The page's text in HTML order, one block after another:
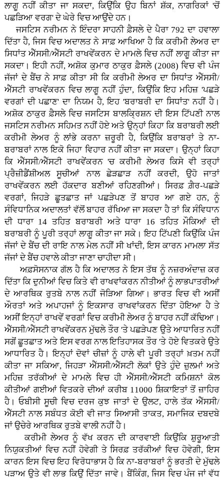
ਲਾਗੂ ਨਹੀਂ ਕੀਤਾ ਜਾ ਸਕਦਾ, ਕਿਉਂਕਿ ਉਹ ਬਿਨਾਂ ਸ਼ੱਕ, ਨਾਗਰਿਕਾਂ 'ਚੋਂ
ਪਛੜਿਆ ਵਰਗ' ਦੇ ਘੇਰੇ ਵਿਚ ਆਉਂਦੇ ਹਨ।
ਜਸਟਿਸ ਨਰੀਮਨ ਨੇ ਇੰਦਰਾ ਸਾਹਨੀ ਫ਼ੈਸਲੇ ਦੇ ਪੈਰਾ 792 ਦਾ ਹਵਾਲਾ
ਦਿੱਤਾ ਹੈ, ਜਿਸ ਵਿਚ ਅਦਾਲਤ ਨੇ ਸਾਫ਼ ਆਖਿਆ ਹੈ ਕਿ ਕਰੀਮੀ ਲੇਅਰ ਦਾ
ਸਿਧਾਂਤ ਐੱਸਸੀ/ਐੱਸਟੀ ਰਾਖਵੇਂਕਰਨ ਦੇ ਮਾਮਲੇ ਵਿਚ ਨਹੀਂ ਲਾਗੂ ਕੀਤਾ ਜਾ
ਸਕਦਾ। ਇਹੀ ਨਹੀਂ, ਅਸ਼ੋਕ ਕੁਮਾਰ ਠਾਕੁਰ ਫ਼ੈਸਲੇ (2008) ਵਿਚ ਵੀ ਪੰਜ
ਜੱਜਾਂ ਦੇ ਬੈਂਚ ਨੇ ਸਾਫ਼ ਕੀਤਾ ਸੀ ਕਿ ਕਰੀਮੀ ਲੇਅਰ ਦਾ ਸਿਧਾਂਤ ਐੱਸਸੀ/
ਐੱਸਟੀ ਰਾਖਵੇਂਕਰਨ ਵਿਚ ਲਾਗੂ ਨਹੀਂ ਹੁੰਦਾ, ਕਿਉਂਕਿ ਇਹ ਮਹਿਜ਼ 'ਪਛੜੇ
ਵਰਗਾਂ ਦੀ ਪਛਾਣ' ਦਾ ਨਿਯਮ ਹੈ, ਇਹ 'ਬਰਾਬਰੀ ਦਾ ਸਿਧਾਂਤ' ਨਹੀਂ ਹੈ।
ਅਸ਼ੋਕ ਠਾਕੁਰ ਫ਼ੈਸਲੇ ਵਿਚ ਜਸਟਿਸ ਬਾਲਕ੍ਰਿਸ਼ਨ ਦੀ ਇਸ ਟਿੱਪਣੀ ਨਾਲ
ਜਸਟਿਸ ਨਰੀਮਨ ਸਹਿਮਤ ਨਹੀਂ ਹੋਏ ਅਤੇ ਉਨ੍ਹਾਂ ਕਿਹਾ ਕਿ ਬਰਾਬਰੀ ਲਈ
ਕਰੀਮੀ ਲੇਅਰ ਨੂੰ ਲਾਂਭੇ ਕਰਨਾ ਜ਼ਰੂਰੀ ਹੈ, ਕਿਉਂਕਿ ਬਰਾਬਰਾਂ ਤੇ ਨਾ-
ਬਰਾਬਰਾਂ ਨਾਲ ਇਕੋ ਜਿਹਾ ਵਿਹਾਰ ਨਹੀਂ ਕੀਤਾ ਜਾ ਸਕਦਾ। ਉਨ੍ਹਾਂ ਕਿਹਾ
ਕਿ ਐੱਸਸੀ/ਐੱਸਟੀ ਰਾਖਵੇਂਕਰਨ 'ਚ ਕਰੀਮੀ ਲੇਅਰ ਕਿਸੇ ਵੀ ਤਰ੍ਹਾਂ
ਪ੍ਰੈਜ਼ੀਡੈਂਸ਼ੀਅਲ ਸੂਚੀਆਂ ਨਾਲ ਛੇੜਛਾੜ ਨਹੀਂ ਕਰਦੀ, ਉਹੋ ਜਾਤਾਂ
ਰਾਖਵੇਂਕਰਨ ਲਈ ਹੱਕਦਾਰ ਬਣੀਆਂ ਰਹਿਣਗੀਆਂ। ਸਿਰਫ਼ ਗ਼ੈਰ-ਪਛੜੇ
ਵਰਗਾਂ, ਜਿਹੜੇ ਛੂਤਛਾਤ ਜਾਂ ਪਛੜੇਪਣ ਤੋਂ ਬਾਹਰ ਆ ਗਏ ਹਨ, ਨੂੰ
ਸੰਵਿਧਾਨਿਕ ਅਦਾਲਤਾਂ ਵੱਲੋਂ ਬਾਹਰ ਰੱਖਿਆ ਜਾ ਸਕਦਾ ਹੈ ਤਾਂ ਕਿ ਸੰਵਿਧਾਨ
ਦੀ ਧਾਰਾ 14 ਤਹਿਤ ਬਰਾਬਰੀ ਅਤੇ ਧਾਰਾ 16 ਤਹਿਤ ਮੌਕਿਆਂ ਦੀ
ਬਰਾਬਰੀ ਨੂੰ ਪੂਰੀ ਤਰ੍ਹਾਂ ਲਾਗੂ ਕੀਤਾ ਜਾ ਸਕੇ। ਇਹ ਟਿੱਪਣੀ ਕਿਉਂਕਿ ਪੰਜ
ਜੱਜਾਂ ਦੇ ਬੈਂਚ ਦੀ ਰਾਇ ਨਾਲ ਮੇਲ ਨਹੀਂ ਸੀ ਖਾਂਦੀ, ਇਸ ਕਾਰਨ ਮਾਮਲਾ ਸੱਤ
ਜੱਜਾਂ ਦੇ ਬੈਂਚ ਹਵਾਲੇ ਕੀਤਾ ਜਾਣਾ ਚਾਹੀਦਾ ਸੀ।
ਅਫ਼ਸੋਸਨਾਕ ਗੱਲ ਹੈ ਕਿ ਅਦਾਲਤ ਨੇ ਇਸ ਤੱਥ ਨੂੰ ਨਜ਼ਰਅੰਦਾਜ਼ ਕਰ
ਦਿੱਤਾ ਕਿ ਦੁਨੀਆਂ ਵਿਚ ਕਿਤੇ ਵੀ ਰਾਖਵਾਂਕਰਨ ਨੀਤੀਆਂ ਨੂੰ ਲਾਭਪਾਤਰੀਆਂ
ਦੇ ਆਰਥਿਕ ਰੁਤਬੇ ਨਾਲ ਨਹੀਂ ਜੋੜਿਆ ਗਿਆ। ਭਾਰਤ ਵਿਚ ਵੀ ਅਸੀਂ
ਔਰਤਾਂ ਅਤੇ ਅਪਾਹਜਾਂ ਨੂੰ ਇਕਸਾਰ ਰਾਖਵਾਂਕਰਨ ਦਿੱਤਾ ਹੋਇਆ ਹੈ ਤੇ
ਅਸੀਂ ਇਨ੍ਹਾਂ ਰਾਖਵੇਂ ਵਰਗਾਂ ਵਿਚ ਕਰੀਮੀ ਲੇਅਰ ਨੂੰ ਬਾਹਰ ਨਹੀਂ ਕੱਢਿਆ।
ਐੱਸਸੀ/ਐੱਸਟੀ ਰਾਖਵੇਂਕਰਨ ਮੁੱਢਲੇ ਤੌਰ 'ਤੇ ਪਛੜੇਪਣ ਉਤੇ ਆਧਾਰਿਤ ਨਹੀਂ
ਸਗੋਂ ਛੂਤਛਾਤ ਅਤੇ ਇਸ ਵਰਗ ਨਾਲ ਇਤਿਹਾਸਕ ਤੌਰ 'ਤੇ ਹੋਏ ਵਿਤਕਰੇ ਉਤੇ
ਆਧਾਰਿਤ ਹੈ। ਇਨ੍ਹਾਂ ਦੋਵਾਂ ਚੀਜ਼ਾਂ ਨੂੰ ਹਾਲੇ ਵੀ ਪੂਰੀ ਤਰ੍ਹਾਂ ਖ਼ਤਮ ਨਹੀਂ
ਕੀਤਾ ਜਾ ਸਕਿਆ, ਜਿਹੜਾ ਐੱਸਸੀ/ਐੱਸਟੀ ਲੋਕਾਂ ਉਤੇ ਹੁੰਦੇ ਜ਼ੁਲਮਾਂ ਅਤੇ
ਮਹਿਜ਼ ਤਰੱਕੀਆਂ ਦੇ ਮਾਮਲੇ ਵਿਚ ਹੀ ਐੱਸਸੀ/ਐੱਸਟੀ ਕਮਿਸ਼ਨਾਂ ਕੋਲ
ਕੀਤੀਆਂ ਗਈਆਂ ਵਿਤਕਰੇ ਦੀਆਂ ਕਰੀਬ 11000 ਸ਼ਿਕਾਇਤਾਂ ਤੋਂ ਜ਼ਾਹਿਰ
ਹੈ। ਓਬੀਸੀ ਸੂਚੀ ਵਿਚ ਦਰਜ ਕੁਝ ਜਾਤਾਂ ਦੇ ਉਲਟ, ਹਾਲੇ ਤੱਕ ਐੱਸਸੀ/
ਐੱਸਟੀ ਨਾਲ ਸਬੰਧਤ ਕੋਈ ਵੀ ਜਾਤ ਸਿਆਸੀ ਤਾਕਤ, ਸਮਾਜਿਕ ਦਬਦਬੇ
ਜਾਂ ਉਚੇਰੇ ਆਰਥਿਕ ਰੁਤਬੇ ਵਾਲੀ ਨਹੀਂ ਹੈ।
ਕਰੀਮੀ ਲੇਅਰ ਨੂੰ ਵੱਖ ਕਰਨ ਦੀ ਕਾਰਵਾਈ ਕਿਉਂਕਿ ਸ਼ੁਰੂਆਤੀ
ਨਿਯੁਕਤੀਆਂ ਵਿਚ ਨਹੀਂ ਹੋਵੇਗੀ ਤੇ ਸਿਰਫ਼ ਤਰੱਕੀਆਂ ਵਿਚ ਹੋਵੇਗੀ, ਇਸ
ਕਾਰਨ ਇਸ ਵਿਚ ਇਹ ਵਿਰੋਧਾਭਾਸ ਹੈ ਕਿ ਨਾ-ਬਰਾਬਰਾਂ ਨੂੰ ਭਰਤੀ ਦੇ ਮੁੱਢਲੇ
ਪੜਾਅ ਉਤੇ ਵੀ ਲਾਭ ਕਿਉਂ ਦਿੱਤਾ ਜਾਵੇ। ਬੈਂਕਿੰਗ, ਜਿਸ ਵਿਚ ਪੰਜ ਜਾਂ ਵੱਧ